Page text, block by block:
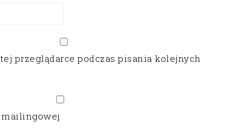
przeglądarce podczas pisania kolejnych